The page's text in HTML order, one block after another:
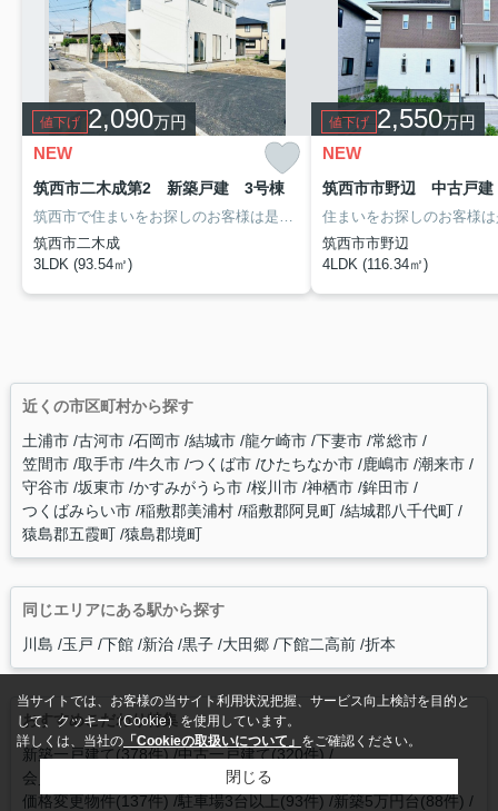
値下げ 2,090万円
NEW
筑西市二木成第2 新築戸建 3号棟
筑西市で住まいをお探しのお客様は是非「リバティーホーム」へ
売
筑西市二木成
3LDK (93.54㎡)
値下げ 2,550万円
NEW
筑西市市野辺 中古戸建
筑西市市野辺
4LDK (116.34㎡)
近くの市区町村から探す
土浦市 古河市 石岡市 結城市 龍ケ崎市 下妻市 常総市
笠間市 取手市 牛久市 つくば市 ひたちなか市 鹿嶋市 潮来市
守谷市 坂東市 かすみがうら市 桜川市 神栖市 鉾田市
つくばみらい市 稲敷郡美浦村 稲敷郡阿見町 結城郡八千代町
猿島郡五霞町 猿島郡境町
同じエリアにある駅から探す
川島 玉戸 下館 新治 黒子 大田郷 下館二高前 折本
おすすめこだわり特集
新築一戸建て(378件) 中古一戸建て(320件)
会員限定物件(296件)
土浦駅の不動産(147件)
価格変更物件(137件) 駐車場3台以上(93件) 新築5万円台(88件)
当サイトでは、お客様の当サイト利用状況把握、サービス向上検討を目的と
して、クッキー（Cookie）を使用しています。
詳しくは、当社の 「Cookieの取扱いについて」 をご確認ください。
閉じる